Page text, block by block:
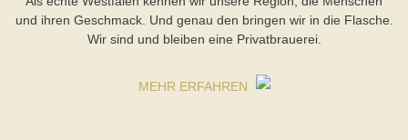
und ihren Geschmack. Und genau den bringen wir in die Flasche.
Wir sind und bleiben eine Privatbrauerei.
MEHR ERFAHREN